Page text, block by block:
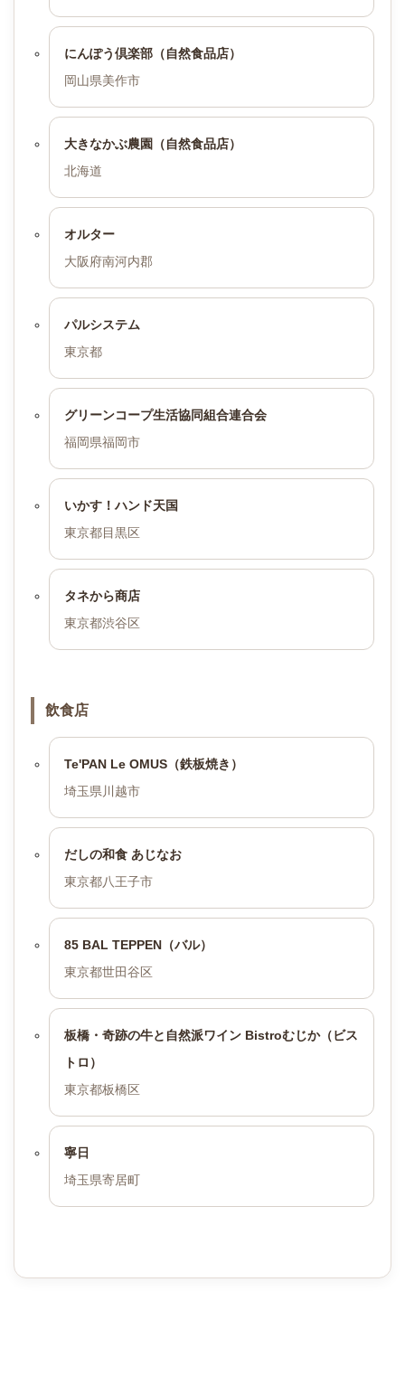
にんぽう倶楽部（自然食品店）
岡山県美作市
大きなかぶ農園（自然食品店）
北海道
オルター
大阪府南河内郡
パルシステム
東京都
グリーンコープ生活協同組合連合会
福岡県福岡市
いかす！ハンド天国
東京都目黒区
タネから商店
東京都渋谷区
飲食店
Te'PAN Le OMUS（鉄板焼き）
埼玉県川越市
だしの和食 あじなお
東京都八王子市
85 BAL TEPPEN（バル）
東京都世田谷区
板橋・奇跡の牛と自然派ワイン Bistroむじか（ビス
トロ）
東京都板橋区
寧日
埼玉県寄居町